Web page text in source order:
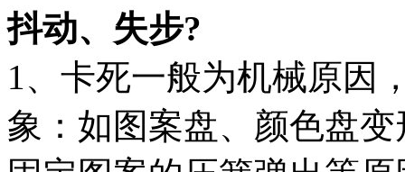
抖动、失步?
1、卡死一般为机械原因
象：如图案盘、颜色盘